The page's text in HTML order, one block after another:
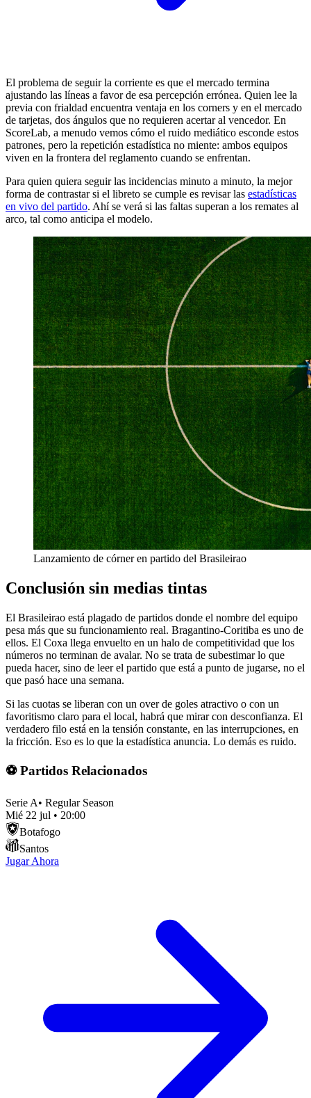
El problema de seguir la corriente es que el mercado termina
ajustando las líneas a favor de esa percepción errónea. Quien lee la
previa con frialdad encuentra ventaja en los corners y en el mercado
de tarjetas, dos ángulos que no requieren acertar al vencedor. En
ScoreLab, a menudo vemos cómo el ruido mediático esconde estos
patrones, pero la repetición estadística no miente: ambos equipos
viven en la frontera del reglamento cuando se enfrentan.
Para quien quiera seguir las incidencias minuto a minuto, la mejor
forma de contrastar si el libreto se cumple es revisar las estadísticas
en vivo del partido. Ahí se verá si las faltas superan a los remates al
arco, tal como anticipa el modelo.
Lanzamiento de córner en partido del Brasileirao
Conclusión sin medias tintas
El Brasileirao está plagado de partidos donde el nombre del equipo
pesa más que su funcionamiento real. Bragantino-Coritiba es uno de
ellos. El Coxa llega envuelto en un halo de competitividad que los
números no terminan de avalar. No se trata de subestimar lo que
pueda hacer, sino de leer el partido que está a punto de jugarse, no el
que pasó hace una semana.
Si las cuotas se liberan con un over de goles atractivo o con un
favoritismo claro para el local, habrá que mirar con desconfianza. El
verdadero filo está en la tensión constante, en las interrupciones, en
la fricción. Eso es lo que la estadística anuncia. Lo demás es ruido.
⚽ Partidos Relacionados
Serie A• Regular Season
Mié 22 jul • 20:00
Botafogo
Santos
Jugar Ahora